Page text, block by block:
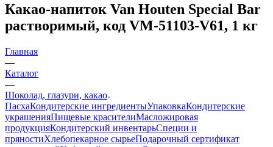
Какао-напиток Van Houten Special Bar
растворимый, код VM-51103-V61, 1 кг
Главная
—
Каталог
—
Шоколад, глазури, какао
ПасхаКондитерские ингредиентыУпаковкаКондитерские
украшенияПищевые красителиМасложировая
продукцияКондитерский инвентарьСпеции и
пряностиХлебопекарное сырьеПодарочный сертификат